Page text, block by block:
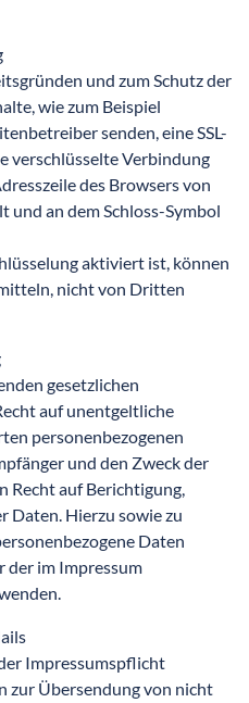
und zum Schutz der
wie zum Beispiel
senden, eine SSL-
verschlüsselte Verbindung
des Browsers von
und an dem Schloss-Symbol
aktiviert ist, können
nicht von Dritten
gesetzlichen
auf unentgeltliche
personenbezogenen
und den Zweck der
Recht auf Berichtigung,
Daten. Hierzu sowie zu
Daten
der im Impressum
Impressumspflicht
Übersendung von nicht